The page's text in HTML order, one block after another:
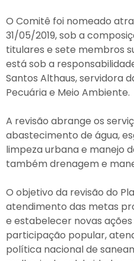
O Comitê foi nomeado
31/05/2019, sob a
titulares e sete membros
está sob a
Santos Althaus, servidora
Pecuária e Meio Ambiente.
A revisão abrange os
abastecimento de água,
limpeza urbana e manejo
também drenagem e
O objetivo da revisão do
atendimento das metas
e estabelecer novas
participação popular,
política nacional de